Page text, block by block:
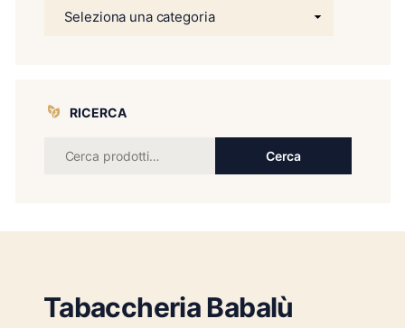
RICERCA
Cerca
Tabaccheria Babalù